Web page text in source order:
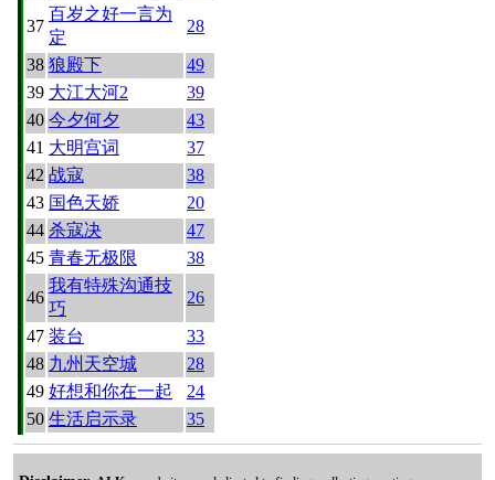
37
百岁之好一言为
定
28
38 狼殿下
49
39 大江大河2
39
40 今夕何夕
43
41 大明宫词
37
42 战寇
38
43 国色天娇
20
44 杀寇决
47
45 青春无极限 38
46
我有特殊沟通技
巧
26
47 装台
33
48 九州天空城
28
49 好想和你在一起
24
50 生活启示录 35